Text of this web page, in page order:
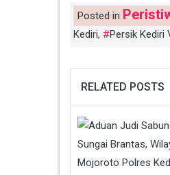
Posted in
Kediri, Persik Kediri
RELATED POSTS